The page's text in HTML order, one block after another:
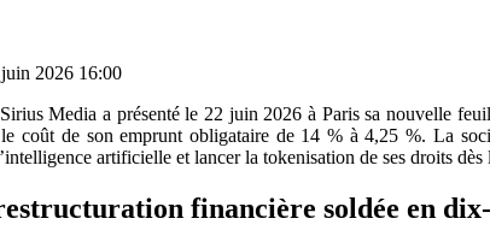
2026 16:00
Media a présenté le 22 juin 2026 à Paris sa nouvelle
coût de son emprunt obligataire de 14 % à 4,25 %. La
artificielle et lancer la tokenisation de ses droits dès
financière soldée en